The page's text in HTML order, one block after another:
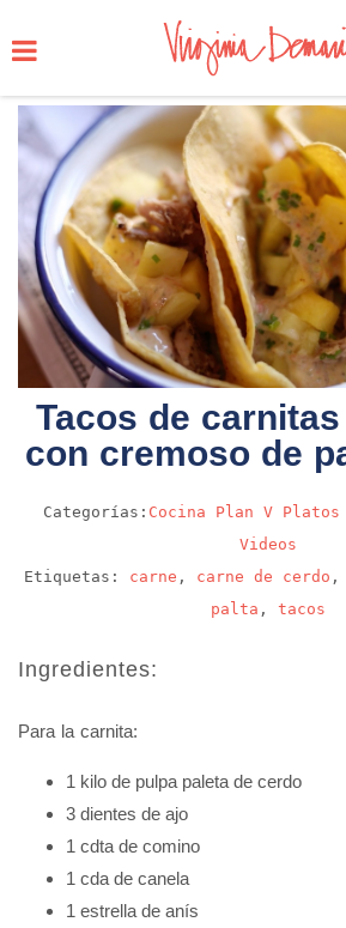
Tacos de
con cremoso de
Categorías: Cocina Plan V Platos
Videos
Etiquetas: carne , carne de cerdo ,
palta , tacos
Ingredientes:
Para la carnita:
1 kilo de pulpa paleta de cerdo
3 dientes de ajo
1 cdta de comino
1 cda de canela
1 estrella de anís